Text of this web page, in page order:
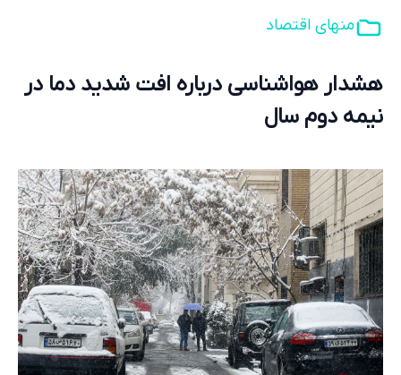
منهای اقتصاد
هشدار هواشناسی درباره افت شدید دما در
نیمه دوم سال